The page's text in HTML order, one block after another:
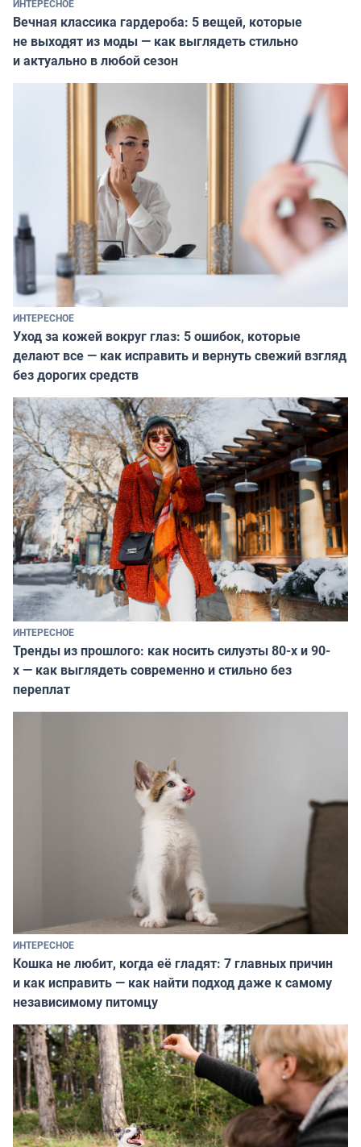
ИНТЕРЕСНОЕ
Вечная классика гардероба: 5 вещей, которые
не выходят из моды — как выглядеть стильно
и актуально в любой сезон
ИНТЕРЕСНОЕ
Уход за кожей вокруг глаз: 5 ошибок, которые
делают все — как исправить и вернуть свежий взгляд
без дорогих средств
ИНТЕРЕСНОЕ
Тренды из прошлого: как носить силуэты 80-х и 90-
х — как выглядеть современно и стильно без
переплат
ИНТЕРЕСНОЕ
Кошка не любит, когда её гладят: 7 главных причин
и как исправить — как найти подход даже к самому
независимому питомцу